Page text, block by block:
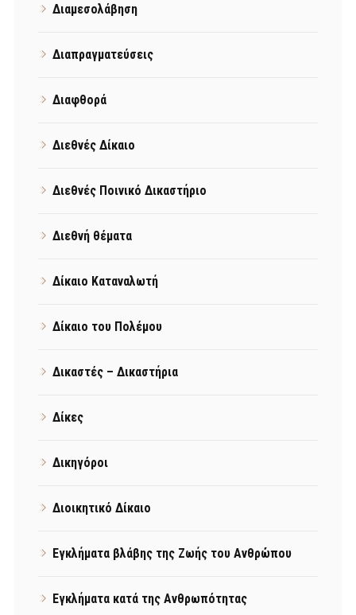
Διαμεσολάβηση
Διαπραγματεύσεις
Διαφθορά
Διεθνές Δίκαιο
Διεθνές Ποινικό Δικαστήριο
Διεθνή θέματα
Δίκαιο Καταναλωτή
Δίκαιο του Πολέμου
Δικαστές – Δικαστήρια
Δίκες
Δικηγόροι
Διοικητικό Δίκαιο
Εγκλήματα βλάβης της Ζωής του Ανθρώπου
Εγκλήματα κατά της Ανθρωπότητας